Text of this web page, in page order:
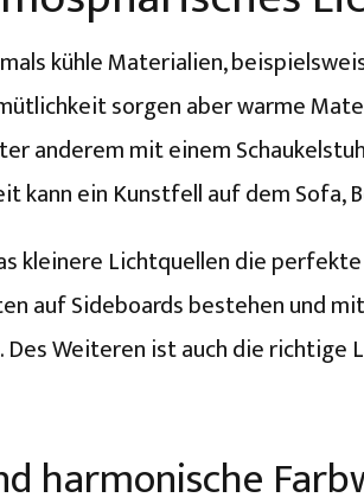
kühle Materialien,
sorgen aber warme
anderem mit einem
kann ein Kunstfell auf dem Sofa,
kleinere Lichtquellen die
auf Sideboards bestehen und
Weiteren ist auch die
harmonische